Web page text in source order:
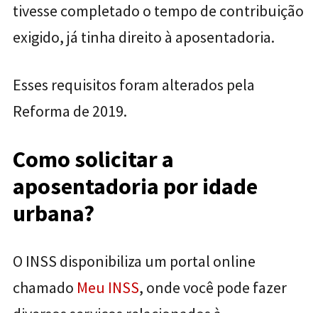
tivesse completado o tempo de contribuição
exigido, já tinha direito à aposentadoria.
Esses requisitos foram alterados pela
Reforma de 2019.
Como solicitar a
aposentadoria por idade
urbana?
O INSS disponibiliza um portal online
chamado Meu INSS, onde você pode fazer